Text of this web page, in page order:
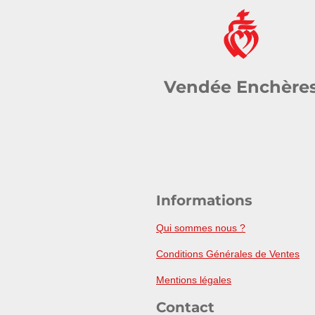
Vendée
Informations
Qui sommes nous ?
Conditions Générales de Ventes
Mentions légales
Contact